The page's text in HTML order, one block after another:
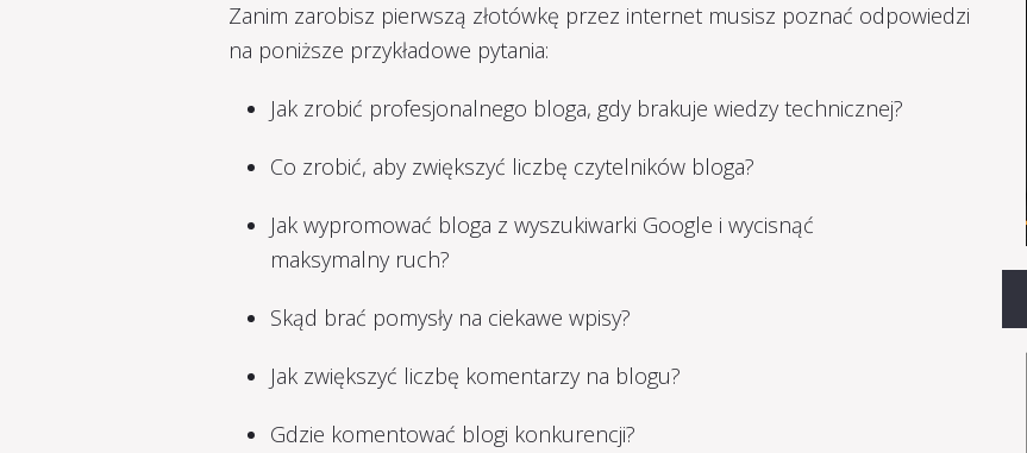
Zanim zarobisz pierwszą złotówkę przez internet musisz poznać odpowiedzi
na poniższe przykładowe pytania:
Jak zrobić profesjonalnego bloga, gdy brakuje wiedzy technicznej?
Co zrobić, aby zwiększyć liczbę czytelników bloga?
Jak wypromować bloga z wyszukiwarki Google i wycisnąć
maksymalny ruch?
Skąd brać pomysły na ciekawe wpisy?
Jak zwiększyć liczbę komentarzy na blogu?
Gdzie komentować blogi konkurencji?